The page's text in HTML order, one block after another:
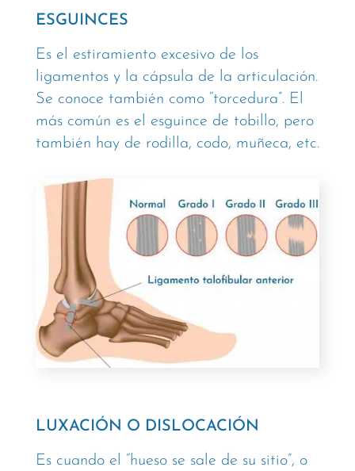
ESGUINCES
Es el estiramiento excesivo de los
ligamentos y la cápsula de la articulación.
Se conoce también como “torcedura”. El
más común es el esguince de tobillo, pero
también hay de rodilla, codo, muñeca, etc.
LUXACIÓN O DISLOCACIÓN
Es cuando el “hueso se sale de su sitio”, o